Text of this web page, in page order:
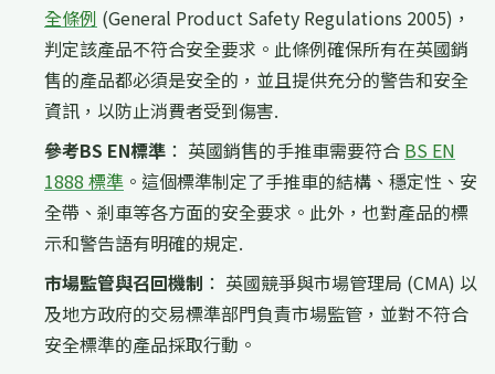
全條例 (General Product Safety Regulations 2005)，
判定該產品不符合安全要求。此條例確保所有在英國銷
售的產品都必須是安全的，並且提供充分的警告和安全
資訊，以防止消費者受到傷害.
參考BS EN標準 ： 英國銷售的手推車需要符合 BS EN
1888 標準 。這個標準制定了手推車的結構、穩定性、安
全帶、剎車等各方面的安全要求。此外，也對產品的標
示和警告語有明確的規定.
市場監管與召回機制 ： 英國競爭與市場管理局 (CMA) 以
及地方政府的交易標準部門負責市場監管，並對不符合
安全標準的產品採取行動。